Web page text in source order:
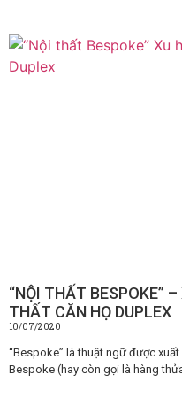
“NỘI THẤT BESPOKE”
THẤT CĂN HỌ DUPLEX
10/07/2020
“Bespoke” là thuật ngữ được
Bespoke (hay còn gọi là hàng